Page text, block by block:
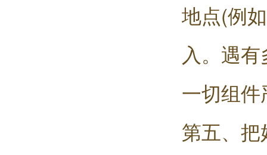
地点(例
入。遇
一切组
第五、